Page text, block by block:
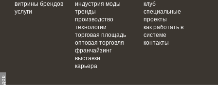
витрины брендов
услуги
индустрия моды
тренды
производство
технологии
торговая площадь
оптовая торговля
франчайзинг
выставки
карьера
клуб
специальные
проекты
как работать в
системе
контакты